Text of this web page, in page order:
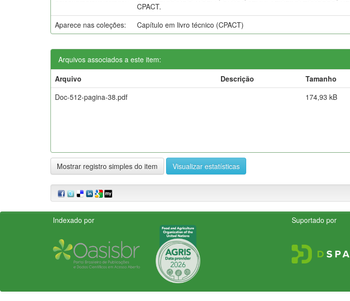
CPACT.
Aparece nas coleções:
Capítulo em livro técnico (CPACT)
Arquivos associados a este item:
Arquivo
Descrição Tamanho
Doc-512-pagina-38.pdf
174,93 kB
Mostrar registro simples do item Visualizar estatísticas
Indexado por Suportado por